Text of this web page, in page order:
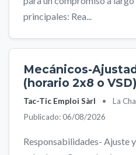
principales: Rea...
Mecánicos-
(horario 2x8 o VSD)
Tac-Tic Emploi Sàrl •
La
Publicado: 06/08/2026
Responsabilidades- Ajuste